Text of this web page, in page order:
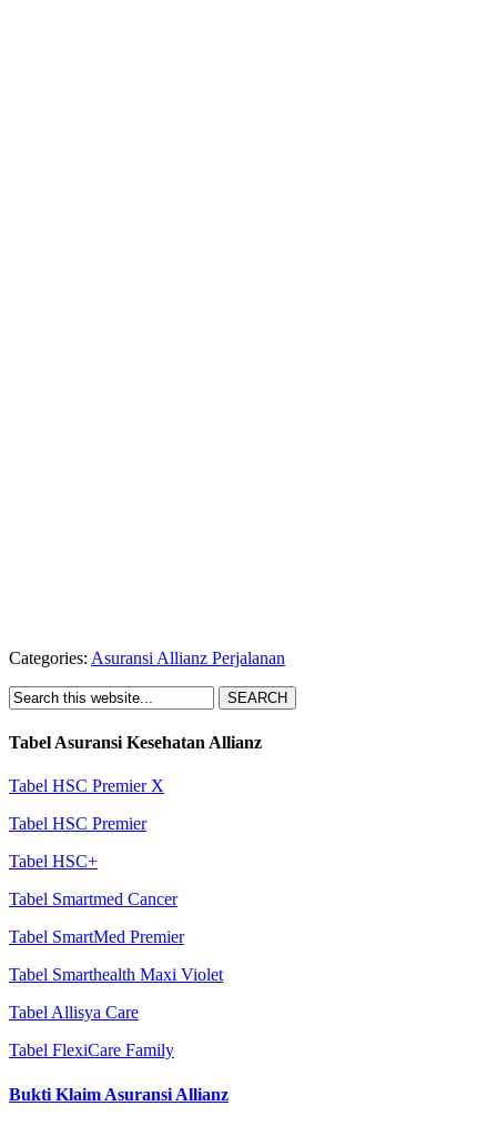
Categories: Asuransi Allianz Perjalanan
Tabel Asuransi Kesehatan Allianz
Tabel HSC Premier X
Tabel HSC Premier
Tabel HSC+
Tabel Smartmed Cancer
Tabel SmartMed Premier
Tabel Smarthealth Maxi Violet
Tabel Allisya Care
Tabel FlexiCare Family
Bukti Klaim Asuransi Allianz